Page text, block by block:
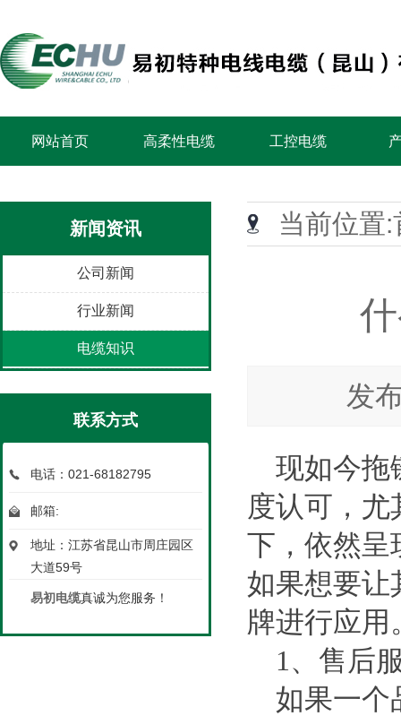
网站首页 高柔性电缆 工控电缆
新闻资讯
公司新闻
行业新闻
电缆知识
联系方式
电话：021-68182795
邮箱:
地址：江苏省昆山市周庄园区
大道59号
易初电缆真诚为您服务！
当前位置:
发
现如今拖
度认可，
下，依然呈
如果想要让
牌进行应用
1 、售后
如果一个